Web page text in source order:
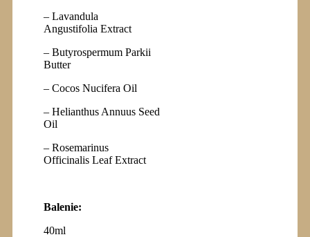
– Lavandula
Angustifolia Extract
– Butyrospermum Parkii
Butter
– Cocos Nucifera Oil
– Helianthus Annuus Seed
Oil
– Rosemarinus
Officinalis Leaf Extract
Balenie:
40ml